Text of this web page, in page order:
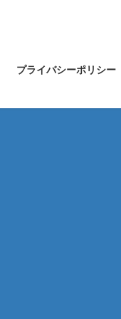
プライバシーポリシー